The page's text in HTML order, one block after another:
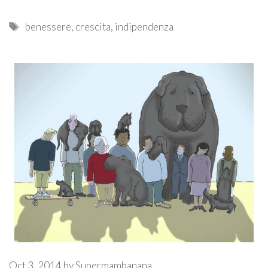
Tags
benessere, crescita, indipendenza
Oct 3, 2014 bySupermambanana